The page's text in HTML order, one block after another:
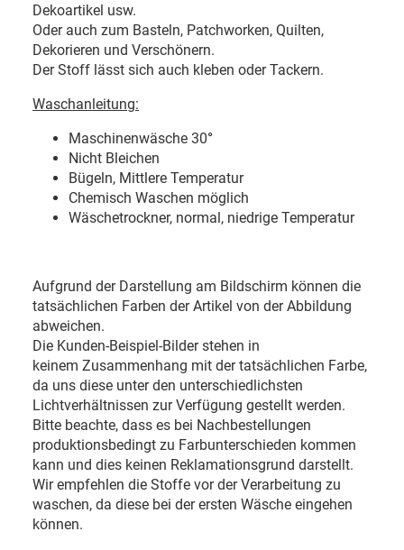
Dekoartikel usw.
Oder auch zum Basteln, Patchworken, Quilten,
Dekorieren und Verschönern.
Der Stoff lässt sich auch kleben oder Tackern.
Waschanleitung:
Maschinenwäsche 30°
Nicht Bleichen
Bügeln, Mittlere Temperatur
Chemisch Waschen möglich
Wäschetrockner, normal, niedrige Temperatur
Aufgrund der Darstellung am Bildschirm können die
tatsächlichen Farben der Artikel von der Abbildung
abweichen.
Die Kunden-Beispiel-Bilder stehen in
keinem Zusammenhang mit der tatsächlichen Farbe,
da uns diese unter den unterschiedlichsten
Lichtverhältnissen zur Verfügung gestellt werden.
Bitte beachte, dass es bei Nachbestellungen
produktionsbedingt zu Farbunterschieden kommen
kann und dies keinen Reklamationsgrund darstellt.
Wir empfehlen die Stoffe vor der Verarbeitung zu
waschen, da diese bei der ersten Wäsche eingehen
können.